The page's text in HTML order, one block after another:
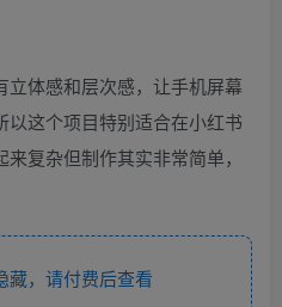
体感和层次感，让手机屏幕
这个项目特别适合在小红书
复杂但制作其实非常简单，
，请付费后查看